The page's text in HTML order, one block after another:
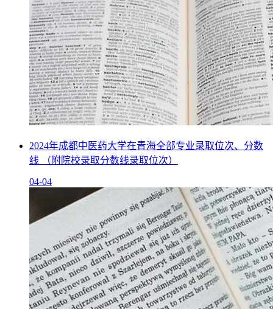
2024年成都中医药大学在青海全部专业录取位次、分数
线 （附院校录取分数线录取位次）
04-04